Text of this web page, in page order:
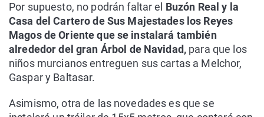
Por supuesto, no podrán faltar el Buzón Real y la
Casa del Cartero de Sus Majestades los Reyes
Magos de Oriente que se instalará también
alrededor del gran Árbol de Navidad, para que los
niños murcianos entreguen sus cartas a Melchor,
Gaspar y Baltasar.
Asimismo, otra de las novedades es que se